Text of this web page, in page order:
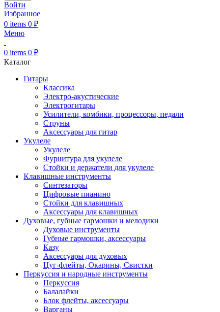
Войти
Избранное
0 items 0 ₽
Меню
0 items 0 ₽
Каталог
Гитары
Классика
Электро-акустические
Электрогитары
Усилители, комбики, процессоры, педали
Струны
Аксессуары для гитар
Укулеле
Укулеле
Фурнитура для укулеле
Стойки и держатели для укулеле
Клавишные инструменты
Синтезаторы
Цифровые пианино
Стойки для клавишных
Аксессуары для клавишных
Духовые, губные гармошки и мелодики
Духовые инструменты
Губные гармошки, аксессуары
Казу
Аксессуары для духовых
Цуг-флейты, Окарины, Свистки
Перкуссия и народные инструменты
Перкуссия
Балалайки
Блок флейты, аксессуары
Варганы